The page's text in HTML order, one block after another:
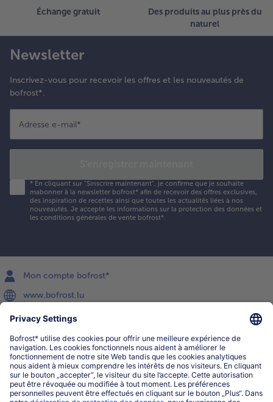
Échange gratuit
Des produits au plus près du
naturel
Newsletter
Inscrivez-vous pour recevoir les offres et les nouveautés de
bofrost*.
Adresse e-mail*
* En cliquant sur "Sinscrire maintenant", je confirme que je souhaite
mabonner à la newsletter bofrost* afin de recevoir des offres exclusives,
des inspiration de recettes ainsi que toutes les actualités liées à nos
nouveautés. Je accepte les informations sur la protection des données et
les conditions générales de vente bofrost*.
Mon compte bofrost*
www.bofrost.lu
service@bofrost.lu
027863232
Lu-ve : 8h-20h Sa : 10h-16h
Service